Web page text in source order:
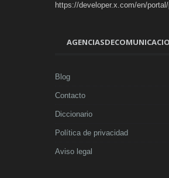
https://developer.x.com/en/
Blog
Contacto
Diccionario
Política de privacidad
Aviso legal